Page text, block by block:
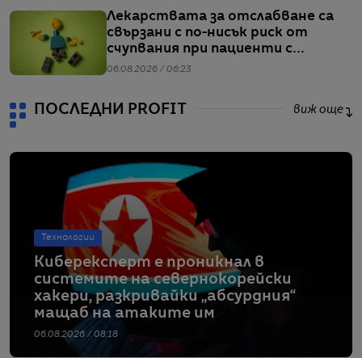
Лекарствата за отслабване са
свързани с по-нисък риск от
счупвания при пациенти с
диабет, сочи проучване
06.08.2026 / 06:23
ПОСЛЕДНИ PROFIT виж още
Технологии
Киберексперт е проникнал в
системите на севернокорейски
хакери, разкривайки „абсурдния“
мащаб на атаките им
06.08.2026 / 08:18